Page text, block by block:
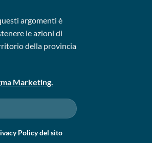
argomenti è
le azioni di
della provincia
Marketing.
Policydel sito